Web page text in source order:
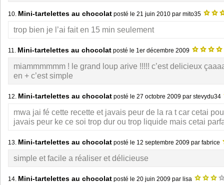
10. Mini-tartelettes au chocolat posté le 21 juin 2010 par mito35
trop bien je l’ai fait en 15 min seulement
11. Mini-tartelettes au chocolat posté le 1er décembre 2009
miammmmmm ! le grand loup arive !!!!! c’est delicieux
en + c’est simple
12. Mini-tartelettes au chocolat posté le 27 octobre 2009 par stevydu34
mwa jai fé cette recette et javais peur de la ra t car cetai
javais peur ke ce soi trop dur ou trop liquide mais cetai
13. Mini-tartelettes au chocolat posté le 12 septembre 2009 par fabrice
simple et facile a réaliser et délicieuse
14. Mini-tartelettes au chocolat posté le 20 juin 2009 par lisa